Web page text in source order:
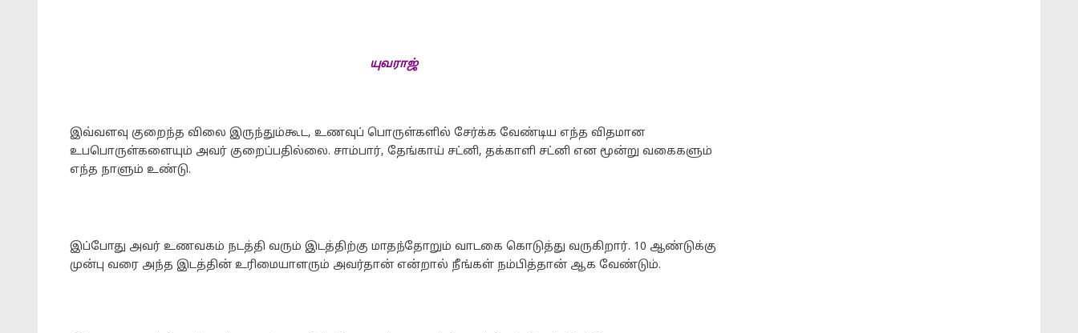
யுவராஜ்
இவ்வளவு குறைந்த விலை இருந்தும்கூட, உணவுப் பொருள்களில் சேர்க்க வேண்டிய எந்த விதமான
உபபொருள்களையும் அவர் குறைப்பதில்லை. சாம்பார், தேங்காய் சட்னி, தக்காளி சட்னி என மூன்று வகைகளும்
எந்த நாளும் உண்டு.
இப்போது அவர் உணவகம் நடத்தி வரும் இடத்திற்கு மாதந்தோறும் வாடகை கொடுத்து வருகிறார். 10 ஆண்டுக்கு
முன்பு வரை அந்த இடத்தின் உரிமையாளரும் அவர்தான் என்றால் நீங்கள் நம்பித்தான் ஆக வேண்டும்.